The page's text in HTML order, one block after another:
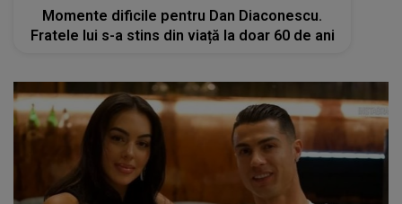
Momente dificile pentru Dan Diaconescu.
Fratele lui s-a stins din viață la doar 60 de ani